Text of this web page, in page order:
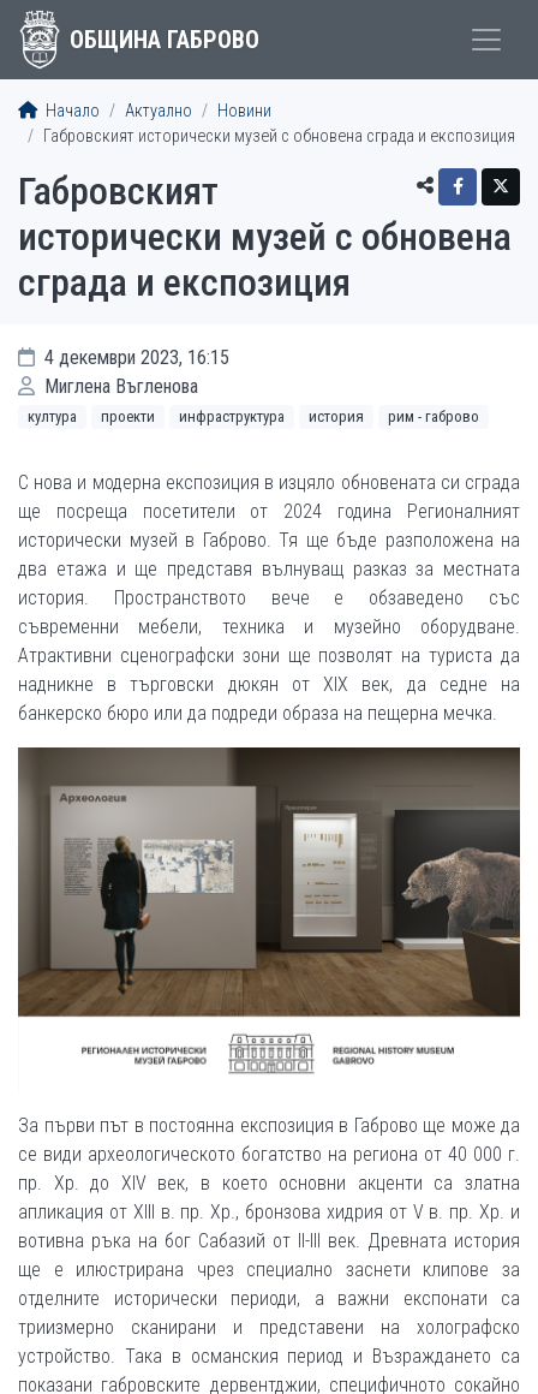
ОБЩИНА ГАБРОВО
Начало Актуално
Новини
Габровският исторически музей с обновена сграда и експозиция
Габровският
исторически музей с обновена
сграда и експозиция
4 декември 2023, 16:15
Миглена Въгленова
култура проекти инфраструктура история рим - габрово
С нова и модерна експозиция в изцяло обновената си сграда
ще посреща посетители от 2024 година Регионалният
исторически музей в Габрово. Тя ще бъде разположена на
два етажа и ще представя вълнуващ разказ за местната
история. Пространството вече е обзаведено със
съвременни мебели, техника и музейно оборудване.
Атрактивни сценографски зони ще позволят на туриста да
надникне в търговски дюкян от XIX век, да седне на
банкерско бюро или да подреди образа на пещерна мечка.
За първи път в постоянна експозиция в Габрово ще може да
се види археологическото богатство на региона от 40 000 г.
пр. Хр. до XIV век, в което основни акценти са златна
апликация от ХIII в. пр. Хр., бронзова хидрия от V в. пр. Хр. и
вотивна ръка на бог Сабазий от II-III век. Древната история
ще е илюстрирана чрез специално заснети клипове за
отделните исторически периоди, а важни експонати са
триизмерно сканирани и представени на холографско
устройство. Така в османския период и Възраждането са
показани габровските дервентджии, специфичното сокайно